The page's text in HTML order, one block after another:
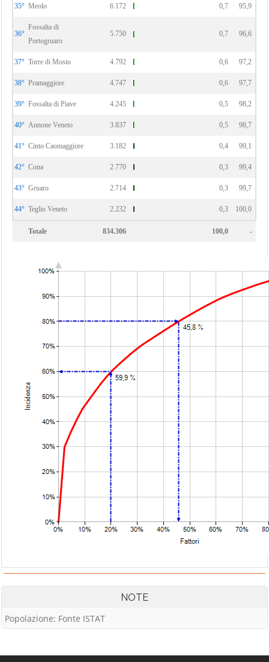
35° Meolo 6.172 0,7 95,9
36°
Fossalta di
Portogruaro
5.750 0,7 96,6
37° Torre di Mosto 4.792 0,6 97,2
38° Pramaggiore 4.747 0,6 97,7
39° Fossalta di Piave 4.245 0,5 98,2
40° Annone Veneto 3.837 0,5 98,7
41° Cinto Caomaggiore 3.182 0,4 99,1
42° Cona 2.770 0,3 99,4
43° Gruaro 2.714 0,3 99,7
44° Teglio Veneto 2.232 0,3 100,0
Totale 834.306 100,0 -
NOTE
Popolazione: Fonte ISTAT